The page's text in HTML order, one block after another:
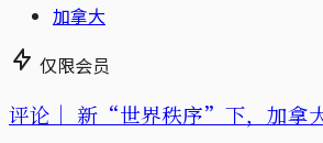
加拿大
仅限会员
评论｜ 新“世界秩序”下，加拿